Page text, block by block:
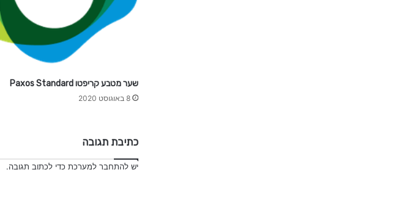
שער מטבע קריפטו Paxos Standard
8 באוגוסט 2020
כתיבת תגובה
ישלהתחבר למערכת כדי לכתוב תגובה.